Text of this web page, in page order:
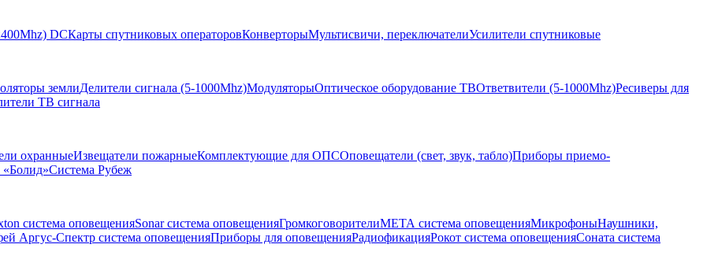
DCКарты спутниковых операторовКонверторыМультисвичи, переключателиУсилители спутниковые
землиДелители сигнала (5-1000Mhz)МодуляторыОптическое оборудование ТВОтветвители (5-1000Mhz)Ресиверы для
ТВ сигнала
охранныеИзвещатели пожарныеКомплектующие для ОПСОповещатели (свет, звук, табло)Приборы приемо-
Система Рубеж
система оповещенияSonar система оповещенияГромкоговорителиМЕТА система оповещенияМикрофоныНаушники,
Аргус-Спектр система оповещенияПриборы для оповещенияРадиофикацияРокот система оповещенияСоната система